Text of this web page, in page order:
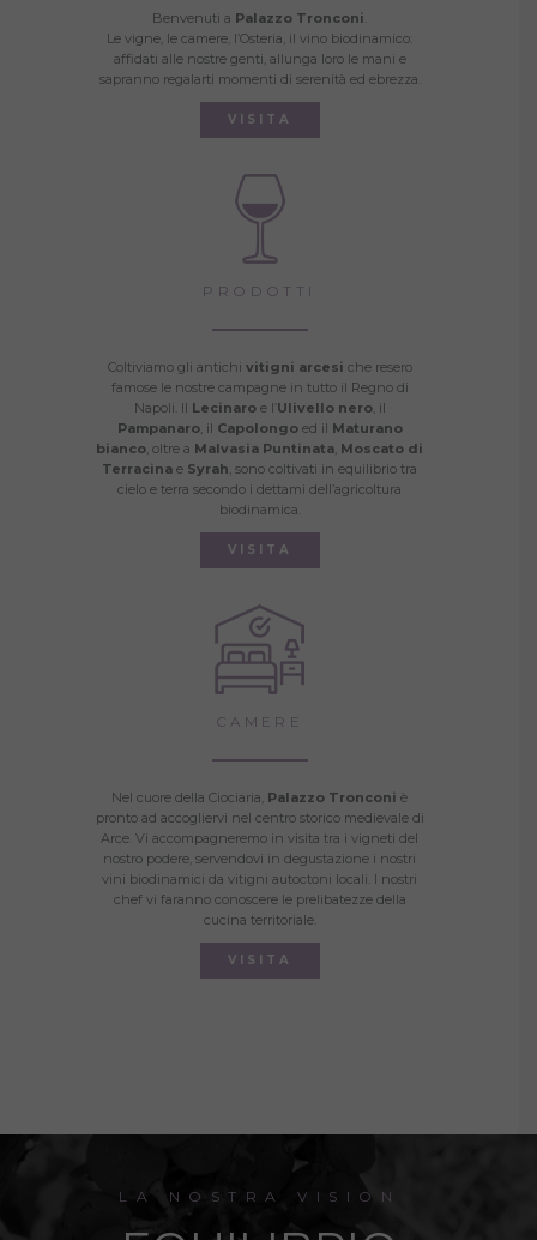
Benvenuti a Palazzo Tronconi
Le vigne, le camere, l’Osteria, il vino biodinamico:
affidati alle nostre genti, allunga loro le mani e
sapranno regalarti momenti di serenità ed ebrezza.
VISITA
PRODOTTI
Coltiviamo gli antichi vitigni arcesi che resero
famose le nostre campagne in tutto il Regno di
Napoli. Il Lecinaroe l’Ulivello nero, il
Pampanaro, il Capolongoed il Maturano
bianco, oltre a Malvasia Puntinata, Moscato di
Terracina e Syrah, sono coltivati in equilibrio tra
cielo e terra secondo i dettami dell’agricoltura
biodinamica.
VISITA
CAMERE
Nel cuore della Ciociaria, Palazzo Tronconi è
pronto ad accogliervi nel centro storico medievale di
Arce. Vi accompagneremo in visita tra i vigneti del
nostro podere, servendovi in degustazione i nostri
vini biodinamici da vitigni autoctoni locali. I nostri
chef vi faranno conoscere le prelibatezze della
cucina territoriale.
VISITA
LA NOSTRA VISION